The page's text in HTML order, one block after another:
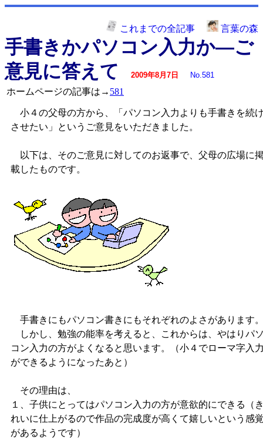
これまでの全記事 言葉の森
手書きかパソコン入力か―ご
意見に答えて
2009年8月7日 No.581
ホームページの記事は→ 581
小４の父母の方から、「パソコン入力よりも手書きを続
させたい」というご意見をいただきました。
以下は、そのご意見に対してのお返事で、父母の広場に
載したものです。
手書きにもパソコン書きにもそれぞれのよさがあります
しかし、勉強の能率を考えると、これからは、やはりパ
コン入力の方がよくなると思います。（小４でローマ字入
ができるようになったあと）
その理由は、
１、子供にとってはパソコン入力の方が意欲的にできる（
れいに仕上がるので作品の完成度が高くて嬉しいという感
があるようです）